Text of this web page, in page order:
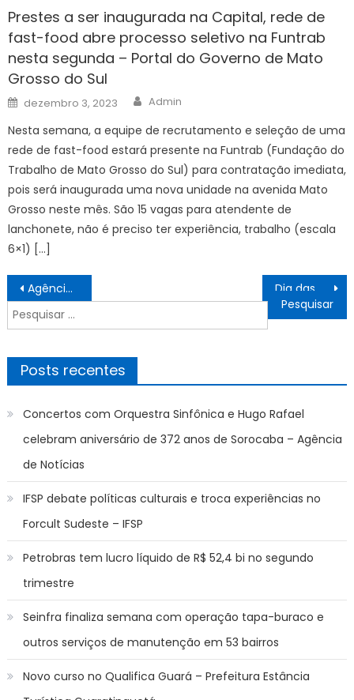
Prestes a ser inaugurada na Capital, rede de
fast-food abre processo seletivo na Funtrab
nesta segunda – Portal do Governo de Mato
Grosso do Sul
Posted
on
dezembro 3, 2023 Author
Admin
Nesta semana, a equipe de recrutamento e seleção de uma
rede de fast-food estará presente na Funtrab (Fundação do
Trabalho de Mato Grosso do Sul) para contratação imediata,
pois será inaugurada uma nova unidade na avenida Mato
Grosso neste mês. São 15 vagas para atendente de
lanchonete, não é preciso ter experiência, trabalho (escala
6×1) […]
Navegação
de
Post
Agência Minas Gerais | Governo do Estado moderniza habitação e amplia acesso à moradia com prêmio nacional
Pesquisar
por:
Posts recentes
Concertos com Orquestra Sinfônica e Hugo Rafael
celebram aniversário de 372 anos de Sorocaba – Agência
de Notícias
IFSP debate políticas culturais e troca experiências no
Forcult Sudeste – IFSP
Petrobras tem lucro líquido de R$ 52,4 bi no segundo
trimestre
Seinfra finaliza semana com operação tapa-buraco e
outros serviços de manutenção em 53 bairros
Novo curso no Qualifica Guará – Prefeitura Estância